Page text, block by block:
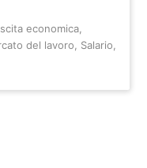
economica
del lavoro Salario